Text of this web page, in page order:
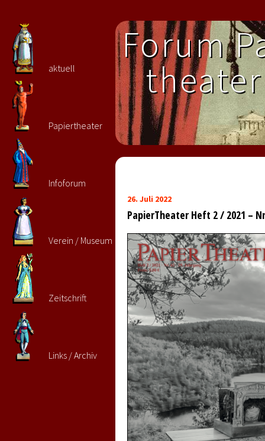
aktuell
Papiertheater
Infoforum
Verein / Museum
Zeitschrift
Links / Archiv
Forum
theater
26. Juli 2022
PapierTheater Heft 2 / 2021 –